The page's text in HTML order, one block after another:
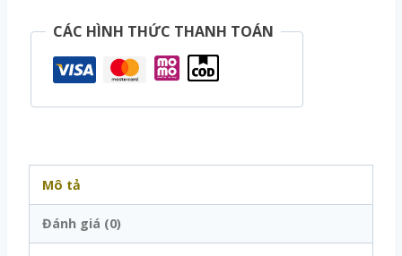
CÁC HÌNH THỨC THANH TOÁN
Mô tả
Đánh giá (0)